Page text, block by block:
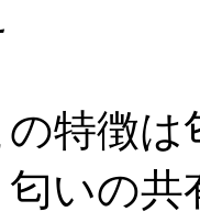
特徴は
匂いの